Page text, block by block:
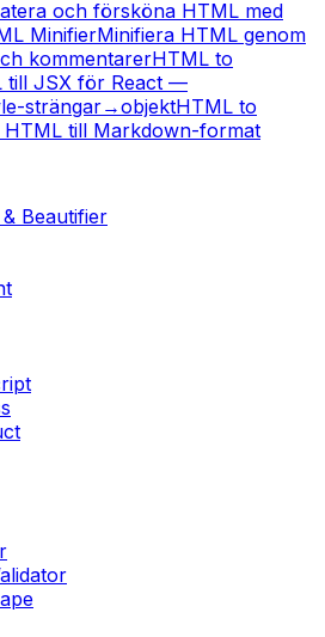
och försköna HTML med
MinifierMinifiera HTML genom
kommentarerHTML to
till JSX för React —
strängar→objektHTML to
HTML till Markdown-format
Beautifier